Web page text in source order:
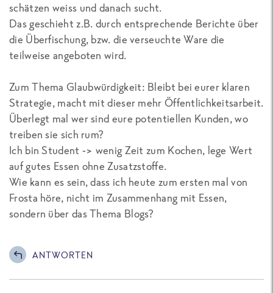
schätzen weiss und danach sucht.
Das geschieht z.B. durch entsprechende Berichte über
die Überfischung, bzw. die verseuchte Ware die
teilweise angeboten wird.
Zum Thema Glaubwürdigkeit: Bleibt bei eurer klaren
Strategie, macht mit dieser mehr Öffentlichkeitsarbeit.
Überlegt mal wer sind eure potentiellen Kunden, wo
treiben sie sich rum?
Ich bin Student -> wenig Zeit zum Kochen, lege Wert
auf gutes Essen ohne Zusatzstoffe.
Wie kann es sein, dass ich heute zum ersten mal von
Frosta höre, nicht im Zusammenhang mit Essen,
sondern über das Thema Blogs?
ANTWORTEN